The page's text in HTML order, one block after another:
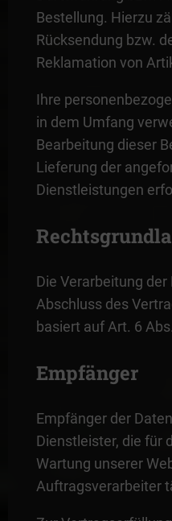
Bestellung. Hierzu
Rücksendung bzw.
Reklamation von
Ihre
in dem Umfang
Bearbeitung dieser
Lieferung der
Dienstleistungen
Die Verarbeitung
Abschluss des
basiert auf Art. 6
Empfänger
Empfänger der
Dienstleister, die für
Wartung unserer
Auftragsverarbeiter